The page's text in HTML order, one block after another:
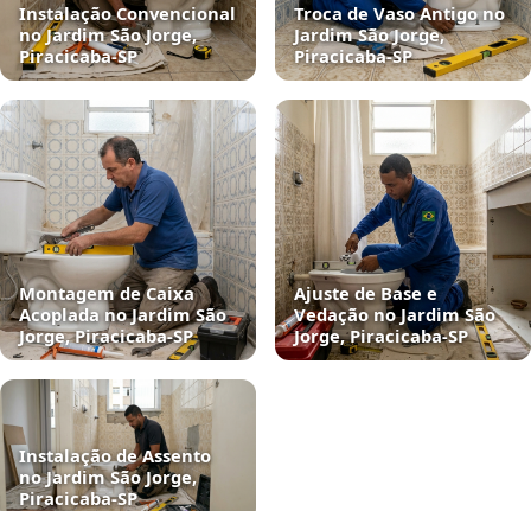
Instalação Convencional
no Jardim São Jorge,
Piracicaba‑SP
Troca de Vaso Antigo no
Jardim São Jorge,
Piracicaba‑SP
Montagem de Caixa
Acoplada no Jardim São
Jorge, Piracicaba‑SP
Ajuste de Base e
Vedação no Jardim São
Jorge, Piracicaba‑SP
Instalação de Assento
no Jardim São Jorge,
Piracicaba‑SP